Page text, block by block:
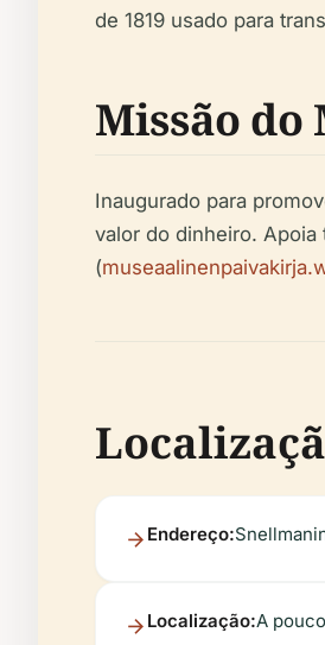
de 1819 usado para
Missão do
Inaugurado para
valor do dinheiro.
(
Endereço:
Localização:A